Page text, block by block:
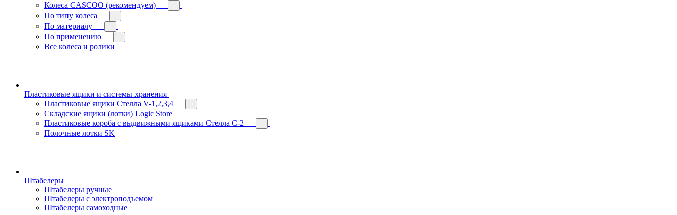
Колеса CASCOO (рекомендуем)
По типу колеса
По материалу
По применению
Все колеса и ролики
Пластиковые ящики и системы хранения
Пластиковые ящики Стелла V-1,2,3,4
Складские ящики (лотки) Logiс Store
Пластиковые короба с выдвижными ящиками Стелла С-2
Полочные лотки SK
Штабелеры
Штабелеры ручные
Штабелеры с электроподъемом
Штабелеры самоходные